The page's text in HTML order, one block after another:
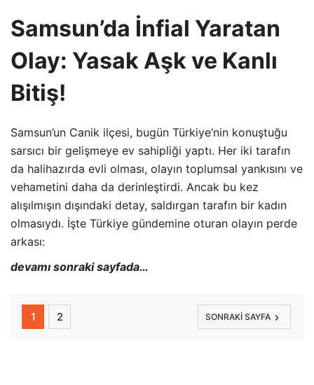
Samsun’da İnfial Yaratan
Olay: Yasak Aşk ve Kanlı
Bitiş!
Samsun’un Canik ilçesi, bugün Türkiye’nin konuştuğu
sarsıcı bir gelişmeye ev sahipliği yaptı. Her iki tarafın
da halihazırda evli olması, olayın toplumsal yankısını ve
vehametini daha da derinleştirdi. Ancak bu kez
alışılmışın dışındaki detay, saldırgan tarafın bir kadın
olmasıydı. İşte Türkiye gündemine oturan olayın perde
arkası:
devamı sonraki sayfada…
1 2 SONRAKI SAYFA